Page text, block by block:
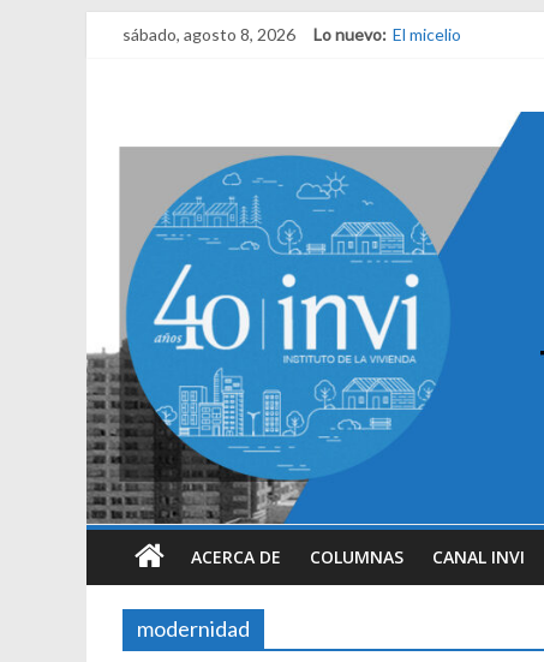
sábado, agosto 8, 2026 Lo nuevo: El micelio
¿Qué es el
El derecho a habitar
ACERCA DE COLUMNAS CANAL INVI
modernidad